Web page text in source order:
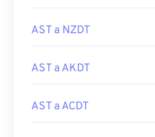
AST a NZDT
AST a AKDT
AST a ACDT